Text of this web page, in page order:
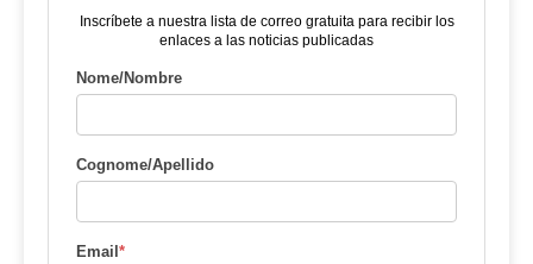
Inscríbete a nuestra lista de correo gratuita para recibir los
enlaces a las noticias publicadas
Nome/Nombre
Cognome/Apellido
Email*